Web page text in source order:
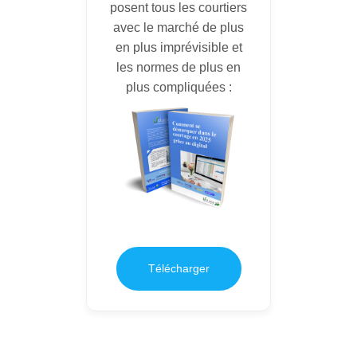
posent tous les courtiers
avec le marché de plus
en plus imprévisible et
les normes de plus en
plus compliquées :
Télécharger